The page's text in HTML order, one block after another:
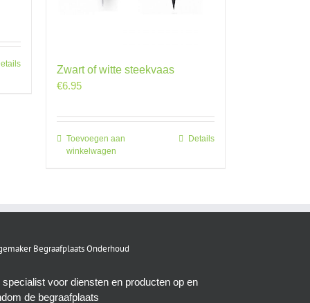
Zwart of witte steekvaas
€6.95
Toevoegen aan
winkelwagen
Details
Begraafplaats Onderhoud
specialist voor diensten en producten op en
de begraafplaats